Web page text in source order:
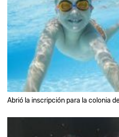
Abrió la inscripción para la colonia